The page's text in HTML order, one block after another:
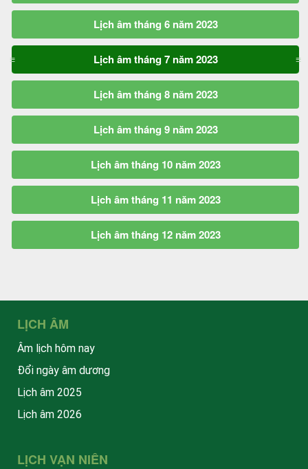
Lịch âm tháng 6 năm 2023
Lịch âm tháng 7 năm 2023
Lịch âm tháng 8 năm 2023
Lịch âm tháng 9 năm 2023
Lịch âm tháng 10 năm 2023
Lịch âm tháng 11 năm 2023
Lịch âm tháng 12 năm 2023
LỊCH ÂM
Âm lịch hôm nay
Đổi ngày âm dương
Lịch âm 2025
Lịch âm 2026
LỊCH VẠN NIÊN